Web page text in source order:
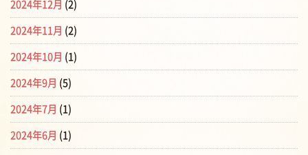
2024年12月 (2)
2024年11月 (2)
2024年10月 (1)
2024年9月 (5)
2024年7月 (1)
2024年6月 (1)